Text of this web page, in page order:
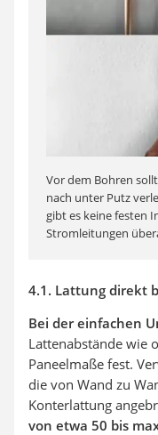
Vor dem Bohren
nach unter Putz
gibt es keine festen
Stromleitungen
4.1. Lattung direkt
Bei der einfachen
Lattenabstände wie
Paneelmaße fest.
die von Wand zu
Konterlattung
von etwa 50 bis